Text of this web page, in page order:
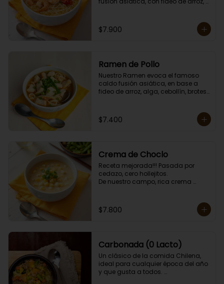
Porción individual lista para servir
de 750 grs. Cero lacto.
$7.900
Ramen de Pollo
Nuestro Ramen evoca el famoso
caldo fusión asiática, en base a
fideo de arroz, alga, cebollín, brotes
Porción individual lista para servir
de 750 grs. Cero lacto.
$7.400
Crema de Choclo
Receta mejorada!!! Pasada por
cedazo, cero hollejitos.
De nuestro campo, rica crema
Contiene crema de leche.
Porción individual lista para servir
$7.800
Carbonada (0 Lacto)
Un clásico de la comida Chilena,
ideal para cualquier época del año
y que gusta a todos.